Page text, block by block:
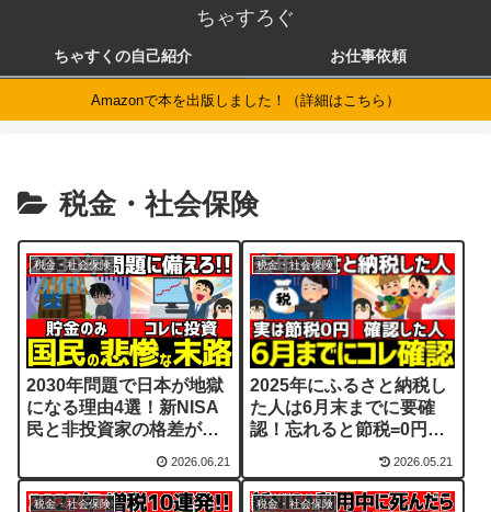
ちゃすろぐ
ちゃすくの自己紹介 お仕事依頼
Amazonで本を出版しました！（詳細はこちら）
税金・社会保険
税金・社会保険
2030年問題で日本が地獄
になる理由4選！新NISA
民と非投資家の格差が拡
2026.06.21
税金・社会保険
2025年にふるさと納税し
た人は6月末までに要確
認！忘れると節税=0円…
べき箇所を徹底解説
2026.05.21
税金・社会保険 税金・社会保険